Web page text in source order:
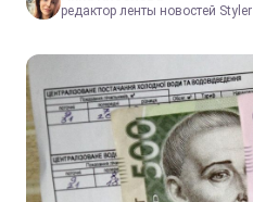
редактор ленты новостей Styler